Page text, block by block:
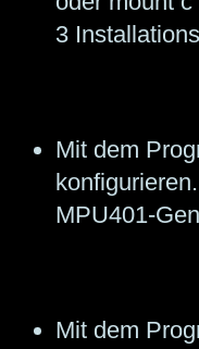
3
Mit dem
MPU401-
Mit dem